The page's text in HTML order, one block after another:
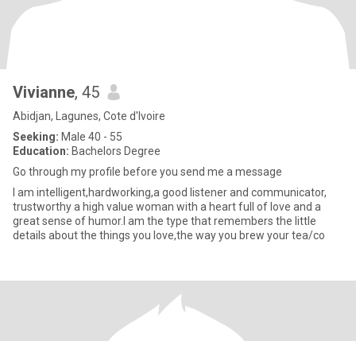
Vivianne, 45
Abidjan, Lagunes, Cote d'Ivoire
Seeking: Male 40 - 55
Education: Bachelors Degree
Go through my profile before you send me a message
I am intelligent,hardworking,a good listener and communicator,
trustworthy a high value woman with a heart full of love and a
great sense of humor.I am the type that remembers the little
details about the things you love,the way you brew your tea/co